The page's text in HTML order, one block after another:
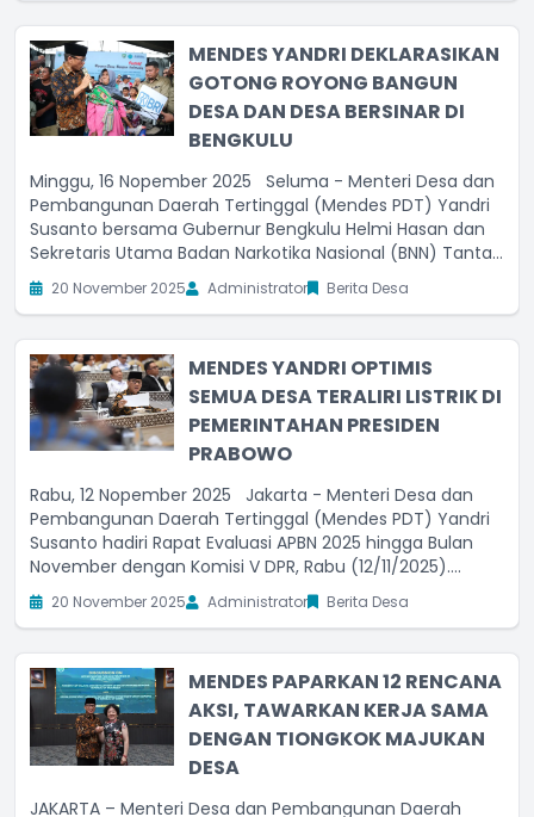
MENDES YANDRI DEKLARASIKAN
GOTONG ROYONG BANGUN
DESA DAN DESA BERSINAR DI
BENGKULU
Minggu, 16 Nopember 2025 Seluma - Menteri Desa dan
Pembangunan Daerah Tertinggal (Mendes PDT) Yandri
Susanto bersama Gubernur Bengkulu Helmi Hasan dan
Sekretaris Utama Badan Narkotika Nasional (BNN) Tantan
Sulistyana mendeklarasikan gotong royong
membangun desa dan desa bersih dari narkoba
20 November 2025 Administrator Berita Desa
MENDES YANDRI OPTIMIS
SEMUA DESA TERALIRI LISTRIK DI
PEMERINTAHAN PRESIDEN
PRABOWO
Rabu, 12 Nopember 2025 Jakarta - Menteri Desa dan
Pembangunan Daerah Tertinggal (Mendes PDT) Yandri
Susanto hadiri Rapat Evaluasi APBN 2025 hingga Bulan
November dengan Komisi V DPR, Rabu (12/11/2025).
Mendes Yandri melaporkan jika hingga saat ini,
penyerapan anggaran hingga 10 November 2025
20 November 2025 Administrator Berita Desa
MENDES PAPARKAN 12 RENCANA
AKSI, TAWARKAN KERJA SAMA
DENGAN TIONGKOK MAJUKAN
DESA
JAKARTA – Menteri Desa dan Pembangunan Daerah